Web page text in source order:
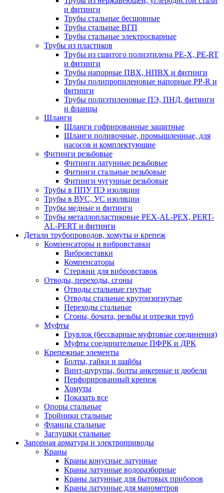
и фитинги
Трубы стальные бесшовные
Трубы стальные ВГП
Трубы стальные электросварные
Трубы из пластиков
Трубы из сшитого полиэтилена PE-X, PE-RT
и фитинги
Трубы напорные ПВХ, НПВХ и фитинги
Трубы полипропиленовые напорные PP-R и
фитинги
Трубы полиэтиленовые ПЭ, ПНД, фитинги
и фланцы
Шланги
Шланги гофрированные защитные
Шланги поливочные, промышленные, для
насосов и комплектующие
Фитинги резьбовые
Фитинги латунные резьбовые
Фитинги стальные резьбовые
Фитинги чугунные резьбовые
Трубы в ППУ ПЭ изоляции
Трубы в ВУС, УС изоляции
Трубы медные и фитинги
Трубы металлопластиковые PEX-AL-PEX, PERT-
AL-PERT и фитинги
Детали трубопроводов, хомуты и крепеж
Компенсаторы и вибровставки
Вибровставки
Компенсаторы
Стержни для вибровставок
Отводы, переходы, сгоны
Отводы стальные гнутые
Отводы стальные крутоизогнутые
Переходы стальные
Сгоны, бочата, резьбы и отрезки труб
Муфты
Грувлок (бессварные муфтовые соединения)
Муфты соединительные ПФРК и ДРК
Крепежные элементы
Болты, гайки и шайбы
Винт-шурупы, болты анкерные и дюбели
Перфорированный крепеж
Хомуты
Показать все
Опоры стальные
Тройники стальные
Фланцы стальные
Заглушки стальные
Запорная арматура и электроприводы
Краны
Краны конусные латунные
Краны латунные водоразборные
Краны латунные для бытовых приборов
Краны латунные для манометров